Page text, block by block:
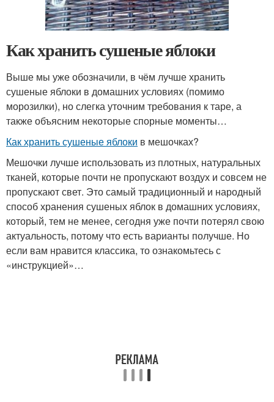
Как хранить сушеные яблоки
Выше мы уже обозначили, в чём лучше хранить
сушеные яблоки в домашних условиях (помимо
морозилки), но слегка уточним требования к таре, а
также объясним некоторые спорные моменты…
Как хранить сушеные яблоки в мешочках?
Мешочки лучше использовать из плотных, натуральных
тканей, которые почти не пропускают воздух и совсем не
пропускают свет. Это самый традиционный и народный
способ хранения сушеных яблок в домашних условиях,
который, тем не менее, сегодня уже почти потерял свою
актуальность, потому что есть варианты получше. Но
если вам нравится классика, то ознакомьтесь с
«инструкцией»…